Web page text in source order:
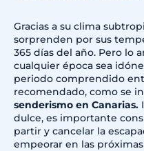
Gracias a su clima
sorprenden por sus
365 días del año. Pero lo
cualquier época sea
periodo comprendido
recomendado, como se
senderismo en Canarias.
dulce, es importante
partir y cancelar la
empeorar en las próximas